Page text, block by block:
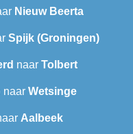
Nieuw Beerta
Spijk (Groningen)
naar Tolbert
naar Wetsinge
Aalbeek